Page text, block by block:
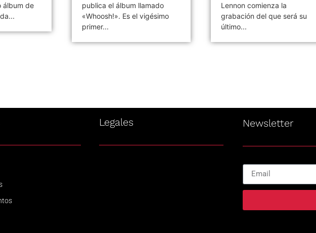
Lennon comienza la
grabación del que será su
último...
álbum de estudio de la banda
de rock argentina Los
Piojos,...
Legales Newsletter